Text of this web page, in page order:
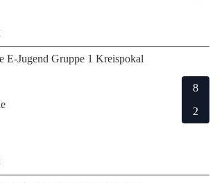
E-Jugend Gruppe 1 Kreispokal
8
2